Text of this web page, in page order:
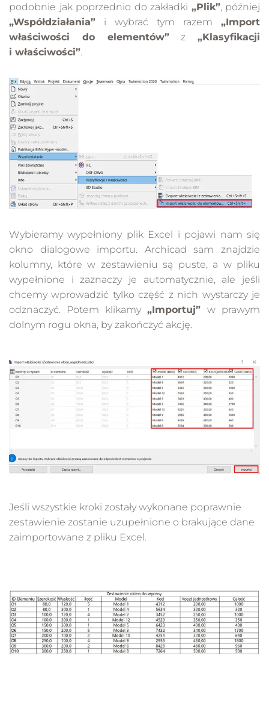
podobnie jak poprzednio do zakładki „Plik”, później
„Współdziałania” i wybrać tym razem „Import
właściwości do elementów”z „Klasyfikacji
i właściwości”.
Wybieramy wypełniony plik Excel i pojawi nam się
okno dialogowe importu. Archicad sam znajdzie
kolumny, które w zestawieniu są puste, a w pliku
wypełnione i zaznaczy je automatycznie, ale jeśli
chcemy wprowadzić tylko część z nich wystarczy je
odznaczyć. Potem klikamy „Importuj” w prawym
dolnym rogu okna, by zakończyć akcję.
Jeśli wszystkie kroki zostały wykonane poprawnie
zestawienie zostanie uzupełnione o brakujące dane
zaimportowane z pliku Excel.